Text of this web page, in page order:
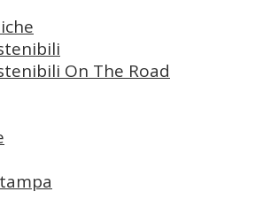
On The Road